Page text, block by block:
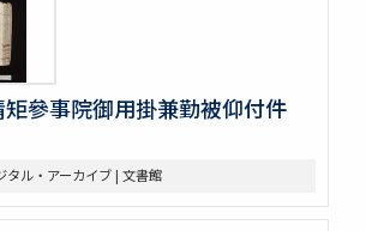
參事院御用掛兼勤被仰付件
タル・アーカイブ | 文書館